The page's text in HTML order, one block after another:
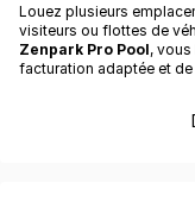
Louez plusieurs
visiteurs ou flottes de
Zenpark Pro Pool,
facturation adaptée et